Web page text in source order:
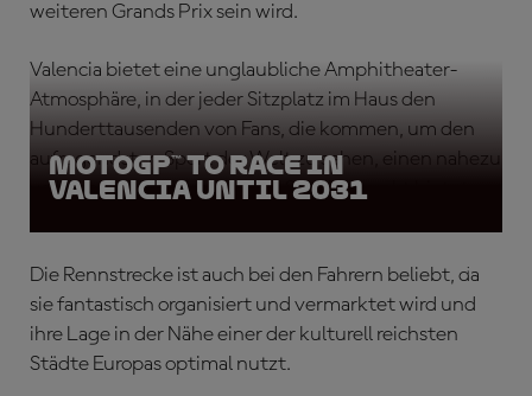
weiteren Grands Prix sein wird.
Valencia bietet eine unglaubliche Amphitheater-
Atmosphäre, in der jeder Sitzplatz im Haus den
Hunderttausenden von Fans, die kommen, um den
aufregendsten Sport der Welt zu sehen, einen nahezu
vollständigen Blick auf jeden Scheitelpunkt bietet.
MotoGP™ to race in
Valencia until 2031
Die Rennstrecke ist auch bei den Fahrern beliebt, da
sie fantastisch organisiert und vermarktet wird und
ihre Lage in der Nähe einer der kulturell reichsten
Städte Europas optimal nutzt.